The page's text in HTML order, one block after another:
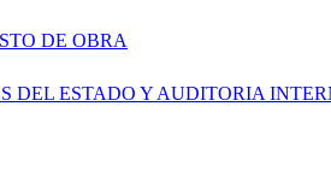
DE OBRA
DEL ESTADO Y AUDITORIA